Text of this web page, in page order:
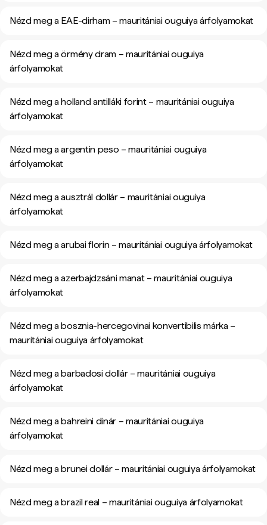
Nézd meg a EAE-dirham – mauritániai ouguiya árfolyamokat
Nézd meg a örmény dram – mauritániai ouguiya
árfolyamokat
Nézd meg a holland antilláki forint – mauritániai ouguiya
árfolyamokat
Nézd meg a argentin peso – mauritániai ouguiya
árfolyamokat
Nézd meg a ausztrál dollár – mauritániai ouguiya
árfolyamokat
Nézd meg a arubai florin – mauritániai ouguiya árfolyamokat
Nézd meg a azerbajdzsáni manat – mauritániai ouguiya
árfolyamokat
Nézd meg a bosznia-hercegovinai konvertibilis márka –
mauritániai ouguiya árfolyamokat
Nézd meg a barbadosi dollár – mauritániai ouguiya
árfolyamokat
Nézd meg a bahreini dinár – mauritániai ouguiya
árfolyamokat
Nézd meg a brunei dollár – mauritániai ouguiya árfolyamokat
Nézd meg a brazil real – mauritániai ouguiya árfolyamokat